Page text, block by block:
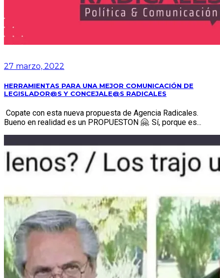
27 marzo, 2022
HERRAMIENTAS PARA UNA MEJOR COMUNICACIÓN DE
LEGISLADOR@S Y CONCEJALE@S RADICALES
Copate con esta nueva propuesta de Agencia Radicales.
Bueno en realidad es un PROPUESTON 🤗. Sí, porque es...